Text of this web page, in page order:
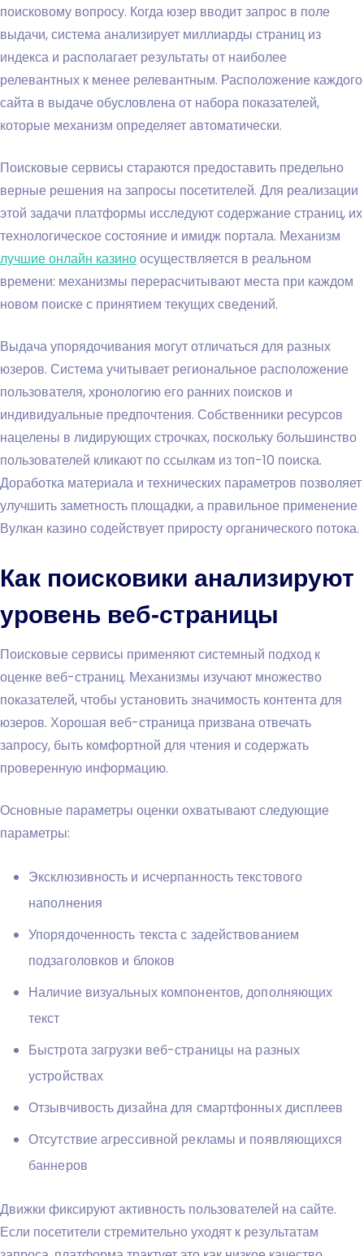
поисковому вопросу. Когда юзер вводит запрос в поле
выдачи, система анализирует миллиарды страниц из
индекса и располагает результаты от наиболее
релевантных к менее релевантным. Расположение каждого
сайта в выдаче обусловлена от набора показателей,
которые механизм определяет автоматически.
Поисковые сервисы стараются предоставить предельно
верные решения на запросы посетителей. Для реализации
этой задачи платформы исследуют содержание страниц, их
технологическое состояние и имидж портала. Механизм
лучшие онлайн казиноосуществляется в реальном
времени: механизмы перерасчитывают места при каждом
новом поиске с принятием текущих сведений.
Выдача упорядочивания могут отличаться для разных
юзеров. Система учитывает региональное расположение
пользователя, хронологию его ранних поисков и
индивидуальные предпочтения. Собственники ресурсов
нацелены в лидирующих строчках, поскольку большинство
пользователей кликают по ссылкам из топ-10 поиска.
Доработка материала и технических параметров позволяет
улучшить заметность площадки, а правильное применение
Вулкан казино содействует приросту органического потока.
Как поисковики анализируют
уровень веб-страницы
Поисковые сервисы применяют системный подход к
оценке веб-страниц. Механизмы изучают множество
показателей, чтобы установить значимость контента для
юзеров. Хорошая веб-страница призвана отвечать
запросу, быть комфортной для чтения и содержать
проверенную информацию.
Основные параметры оценки охватывают следующие
параметры:
Эксклюзивность и исчерпанность текстового
наполнения
Упорядоченность текста с задействованием
подзаголовков и блоков
Наличие визуальных компонентов, дополняющих
текст
Быстрота загрузки веб-страницы на разных
устройствах
Отзывчивость дизайна для смартфонных дисплеев
Отсутствие агрессивной рекламы и появляющихся
баннеров
Движки фиксируют активность пользователей на сайте.
Если посетители стремительно уходят к результатам